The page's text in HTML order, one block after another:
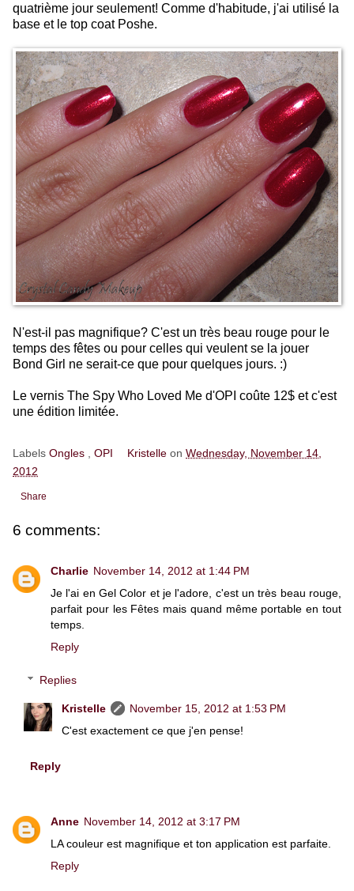
quatrième jour seulement! Comme d'habitude, j'ai utilisé la
base et le top coat Poshe.
N'est-il pas magnifique? C'est un très beau rouge pour le
temps des fêtes ou pour celles qui veulent se la jouer
Bond Girl ne serait-ce que pour quelques jours. :)
Le vernis The Spy Who Loved Me d'OPI coûte 12$ et c'est
une édition limitée.
Labels Ongles , OPI Kristelle onWednesday, November 14,
2012
Share
6 comments:
Charlie November 14, 2012 at 1:44 PM
Je l'ai en Gel Color et je l'adore, c'est un très beau rouge,
parfait pour les Fêtes mais quand même portable en tout
temps.
Reply
Replies
Kristelle
November 15, 2012 at 1:53 PM
C'est exactement ce que j'en pense!
Reply
Anne November 14, 2012 at 3:17 PM
LA couleur est magnifique et ton application est parfaite.
Reply